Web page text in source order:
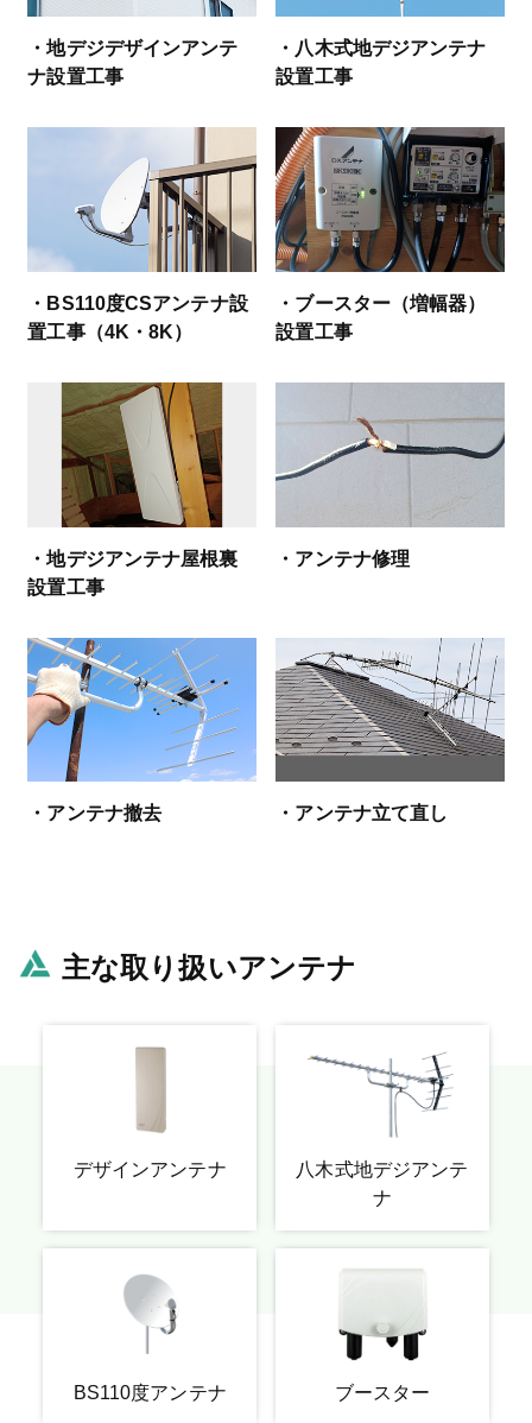
・地デジデザインアンテ
ナ設置工事
・八木式地デジアンテナ
設置工事
・BS110度CSアンテナ設
置工事（4K・8K）
・ブースター（増幅器）
設置工事
・地デジアンテナ屋根裏
設置工事
・アンテナ修理
・アンテナ撤去 ・アンテナ立て直し
主な取り扱いアンテナ
デザインアンテナ
八木式地デジアンテ
ナ
BS110度アンテナ ブースター